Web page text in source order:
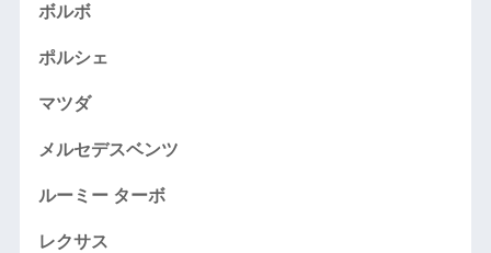
ボルボ
ポルシェ
マツダ
メルセデスベンツ
ルーミー ターボ
レクサス